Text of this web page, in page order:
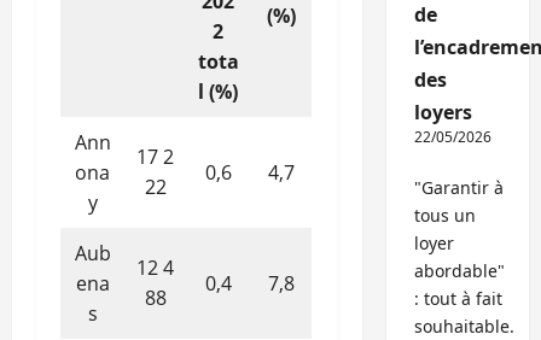
2
tota
l (%)
(%)
Ann
ona
y
17 2
22
0,6 4,7
Aub
ena
s
12 4
88
0,4 7,8
de
des
loyers
22/05/2026
"Garantir à
tous un
loyer
abordable"
: tout à fait
souhaitable.